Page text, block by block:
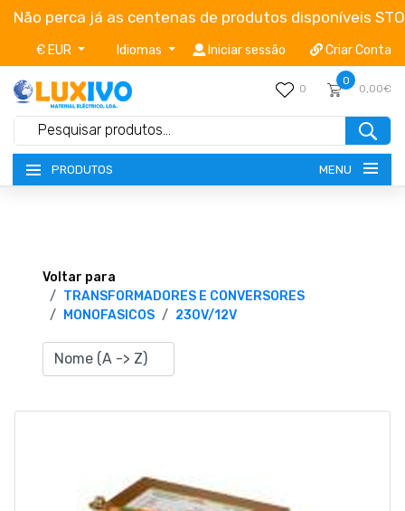
Não perca já as centenas de produtos disponíveis
€ EUR Idiomas Iniciar sessão Criar Conta
0
0
0,00€
PRODUTOS MENU
TERMOS E CONDIÇÕES
CATÁLOGOS
CAMPANHAS
EMPRESA
263 710 898 geral@luxivo.pt
Voltar para
TRANSFORMADORES E CONVERSORES
MONOFASICOS
230V/12V